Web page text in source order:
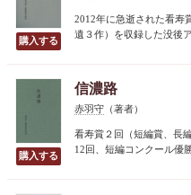
2012年に急逝された看寿
遺３作）を収録した没後
信濃路
赤羽守 （著者）
看寿賞２回（短編賞、長
12回、短編コンクール優